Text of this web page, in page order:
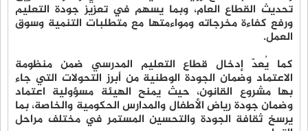
تحديث القطاع العام، وبما يسهم في تعزيز جودة التعليم
ورفع كفاءة مخرجاته ومواءمتها مع متطلبات التنمية وسوق
العمل.
كما يُعدّ إدخال قطاع التعليم المدرسي ضمن منظومة
الاعتماد وضمان الجودة الوطنية من أبرز التحولات التي جاء
بها مشروع القانون، حيث يمنح الهيئة مسؤولية اعتماد
وضمان جودة رياض الأطفال والمدارس الحكومية والخاصة، بما
يرسخ ثقافة الجودة والتحسين المستمر في مختلف مراحل